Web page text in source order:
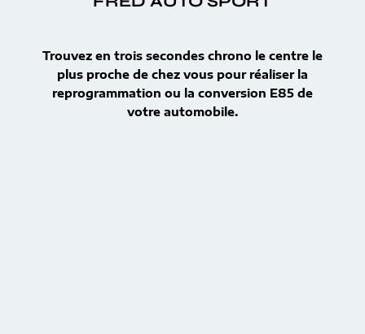
Trouvez en trois secondes chrono le centre le
plus proche de chez vous pour réaliser la
reprogrammation ou la conversion E85 de
votre automobile.